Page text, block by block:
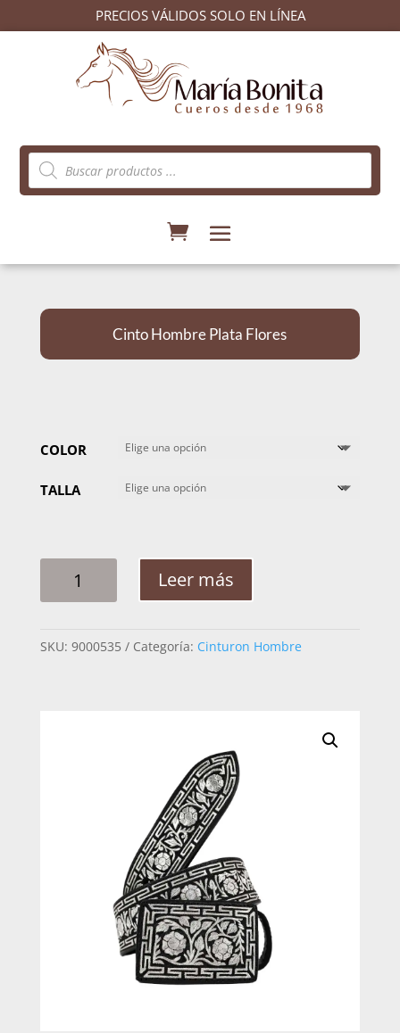
PRECIOS VÁLIDOS SOLO EN LÍNEA
Búsqueda
de
productos
Cinto Hombre Plata Flores
COLOR
TALLA
HOMBRE
CANTIDAD
Leer más
SKU: 9000535 Categoría: Cinturon Hombre